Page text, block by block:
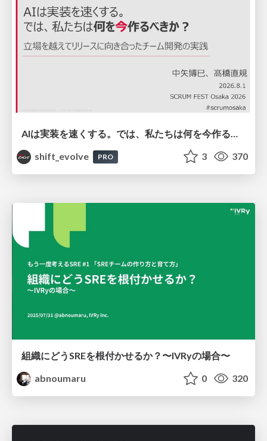
AIは実装を速くする。では、私たちは何を今作るべきか？－立場を越えてリリースに向き合ったチーム開発の実践 / 20260801 Hiromi Nakaya and Naoki Takahashi
shift_evolve
PRO 3 370
組織にどうSREを根付かせるか？〜IVRyの場合〜
abnoumaru
0 320